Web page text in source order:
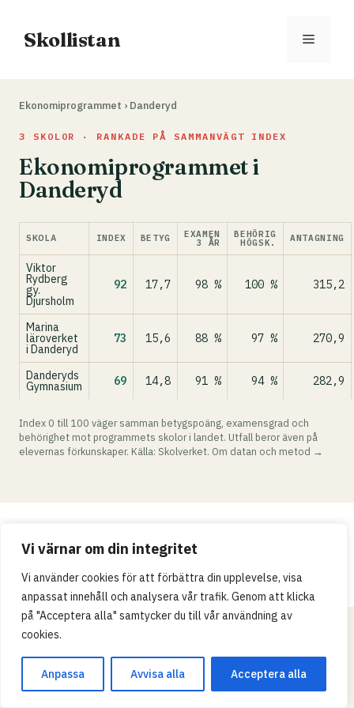
Vi värnar om din integritet
Vi använder cookies för att förbättra din upplevelse, visa
anpassat innehåll och analysera vår trafik. Genom att klicka
på "Acceptera alla" samtycker du till vår användning av
cookies.
Anpassa Avvisa alla Acceptera alla
innehåll
Skollistan Meny
Ekonomiprogrammet › Danderyd
3 SKOLOR · RANKADE PÅ SAMMANVÄGT INDEX
Ekonomiprogrammet i
Danderyd
SKOLA INDEX BETYG EXAMEN
3 ÅR
BEHÖRIG
HÖGSK. ANTAGNING
Viktor
Rydberg
gy.
Djursholm
92 17,7 98 % 100 % 315,2
Marina
läroverket
i Danderyd
73 15,6 88 % 97 % 270,9
Danderyds
Gymnasium 69 14,8 91 % 94 % 282,9
Index 0 till 100 väger samman betygspoäng, examensgrad och
behörighet mot programmets skolor i landet. Utfall beror även på
elevernas förkunskaper. Källa: Skolverket. Om datan och metod →
© 2026 Skollistan.se · Umpteenth Media · Kivra:
559183-3313 · S-106 31 Stockholm, Sweden